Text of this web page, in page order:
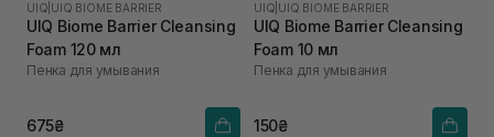
UIQ UIQ BIOME BARRIER
UIQ Biome Barrier Cleansing
Foam 120 мл
Пенка для умывания
675₴
UIQ UIQ BIOME BARRIER
UIQ Biome Barrier Cleansing
Foam 10 мл
Пенка для умывания
150₴